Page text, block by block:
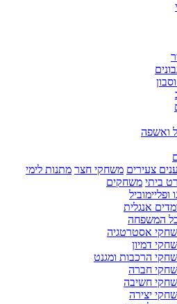
ואשפה
צעירים משחקי חצר מתנות לימי
ביתי משחקים
ופליימוביל
אנגלית
המשפחה
אסטרטגיה
דמיון
הרכבות ומגנט
חברה
חשיבה
יצירה